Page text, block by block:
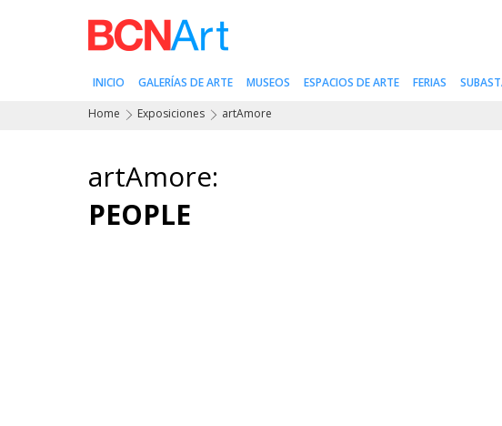
INICIO GALERÍAS DE ARTE MUSEOS ESPACIOS DE ARTE FERIAS
Home
Exposiciones artAmore
artAmore:
PEOPLE